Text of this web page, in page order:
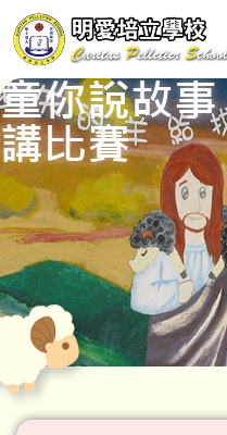
童你說故
講比賽